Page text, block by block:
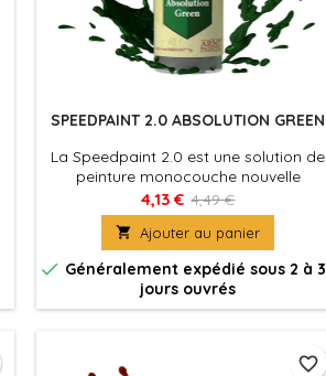
SPEEDPAINT 2.0 ABSOLUTION GREEN
La Speedpaint 2.0 est une solution de
peinture monocouche nouvelle
formule. Appliquez simplement une
couche de Speedpaint directement sur
votre figurine et le tour est joué ! La
Speedpaint produira à la fois un
ombrage, une couleur intense et un
effet d'éclaircissement en une seule
application.
4,13 € 4,49 €
 Ajouter au panier
 Généralement expédié sous 2 à 3
jours ouvrés
favorite_border